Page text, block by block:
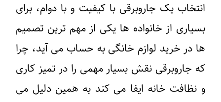
انتخاب یک جاروبرقی با کیفیت و با دوام، برای
بسیاری از خانواده ‌ها یکی از مهم ‌ترین تصمیم‌
ها در خرید لوازم خانگی به حساب می ‌آید، چرا
که جاروبرقی نقش بسیار مهمی را در تمیز کاری
و نظافت خانه ایفا می کند به همین دلیل می